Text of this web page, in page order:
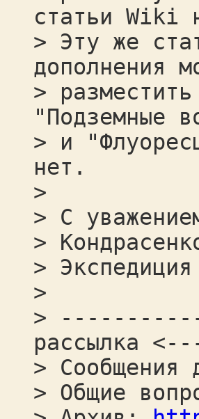
статьи Wiki
> Эту же
дополнения
>
"Подземные
> и
нет.
>
> С
>
>
>
> -------------
рассылка
> Сообщения
> Общие